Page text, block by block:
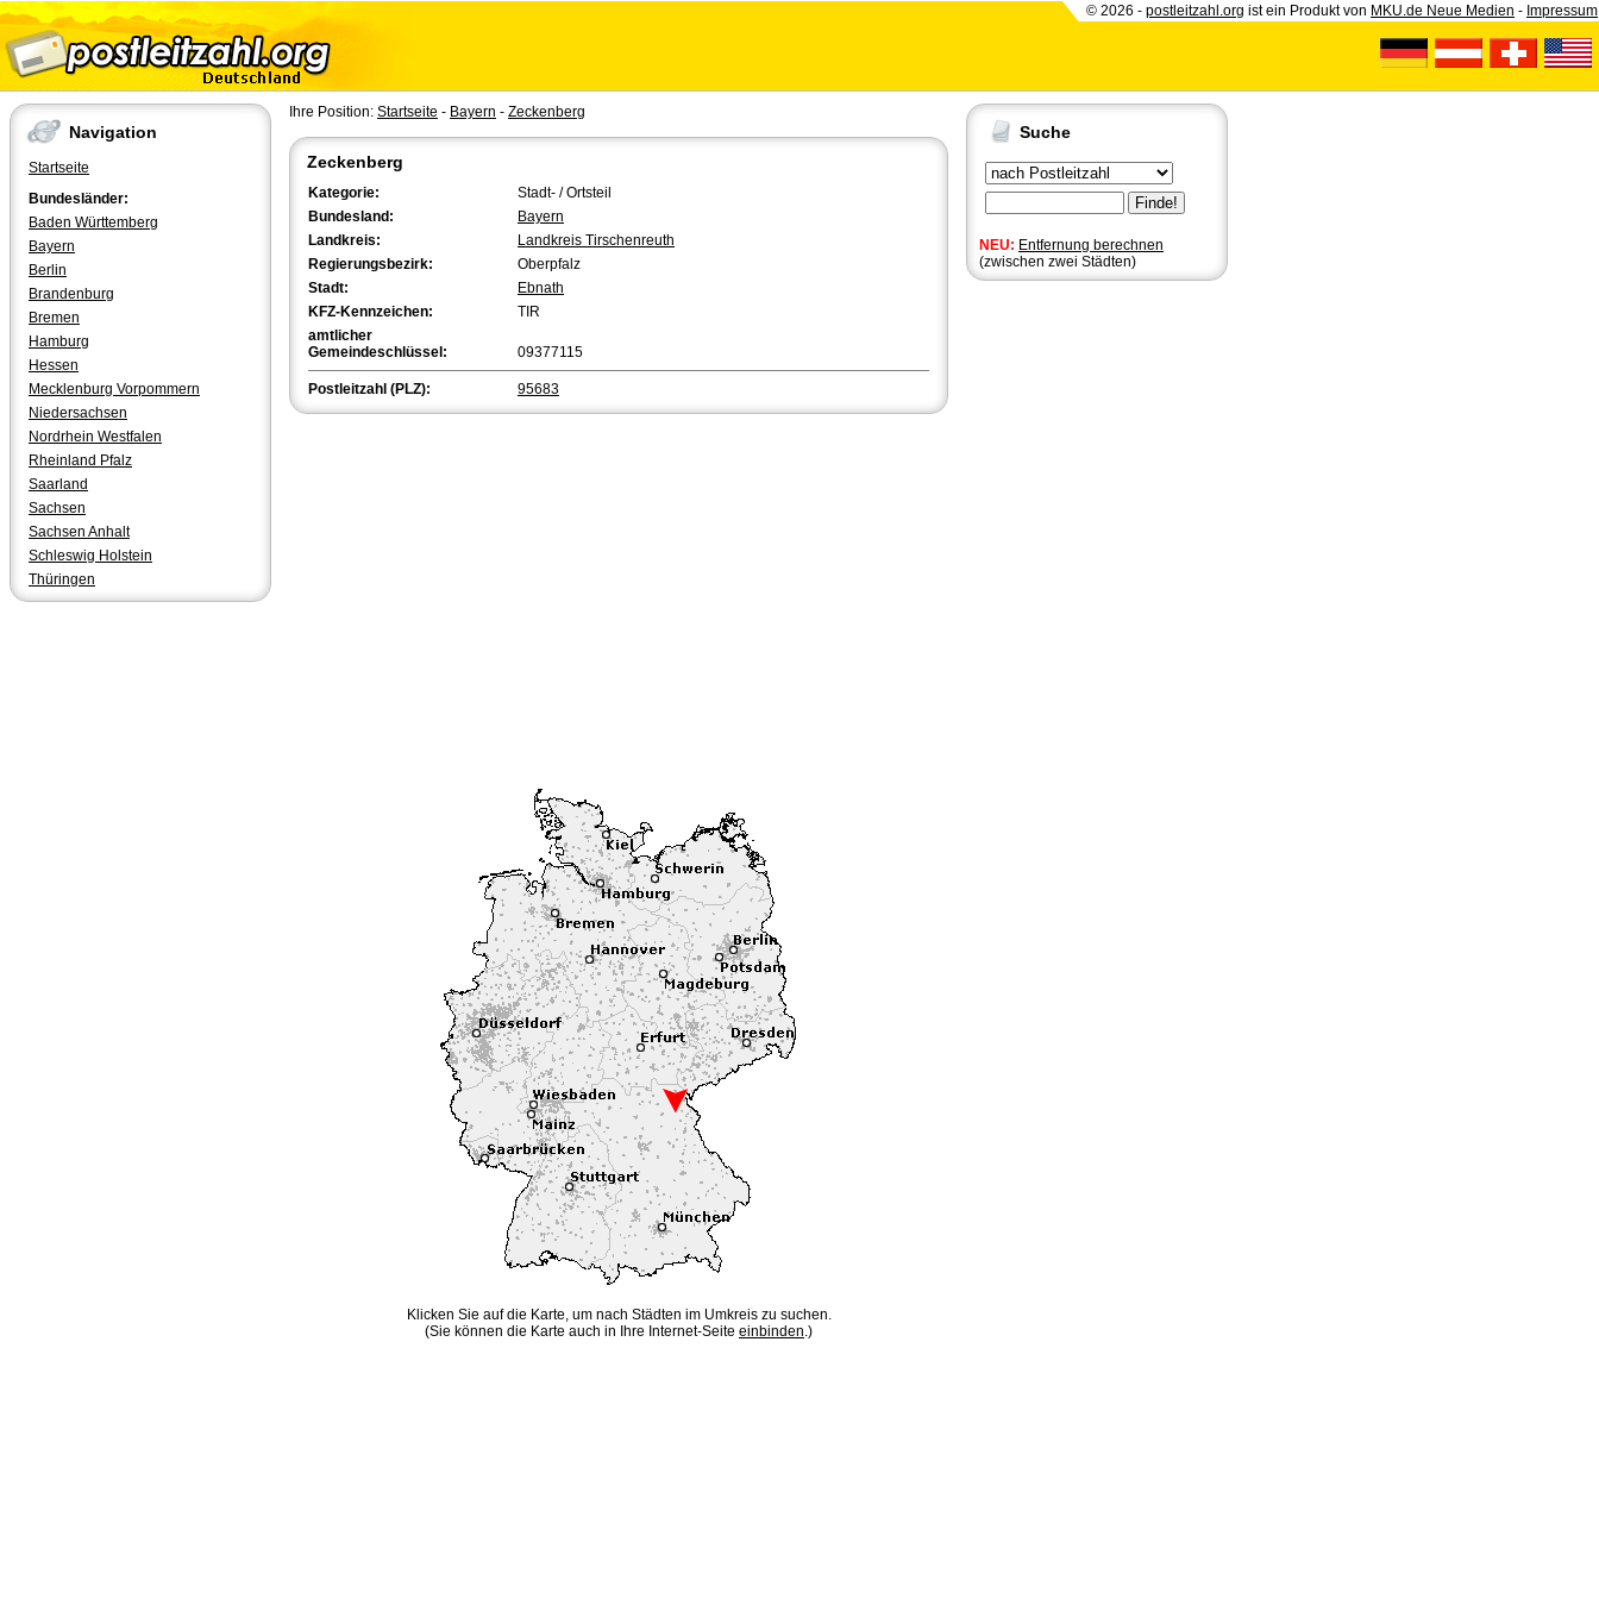
© 2026 - postleitzahl.org ist ein Produkt von MKU.de Neue Medien - Impressum
Navigation
Startseite
Bundesländer:
Baden Württemberg
Bayern
Berlin
Brandenburg
Bremen
Hamburg
Hessen
Mecklenburg Vorpommern
Niedersachsen
Nordrhein Westfalen
Rheinland Pfalz
Saarland
Sachsen
Sachsen Anhalt
Schleswig Holstein
Thüringen
Suche
NEU: Entfernung berechnen
(zwischen zwei Städten)
Ihre Position: Startseite - Bayern - Zeckenberg
Zeckenberg
Kategorie:
Stadt- / Ortsteil
Bundesland:
Bayern
Landkreis:
Landkreis Tirschenreuth
Regierungsbezirk:
Oberpfalz
Stadt:
Ebnath
KFZ-Kennzeichen:
TIR
amtlicher
Gemeindeschlüssel:
09377115
Postleitzahl (PLZ): 95683
Klicken Sie auf die Karte, um nach Städten im Umkreis zu suchen.
(Sie können die Karte auch in Ihre Internet-Seite einbinden.)